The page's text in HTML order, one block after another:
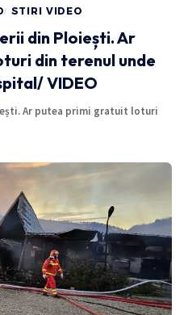
STIRI VIDEO
din Ploiești. Ar
din terenul unde
VIDEO
Ar putea primi gratuit loturi